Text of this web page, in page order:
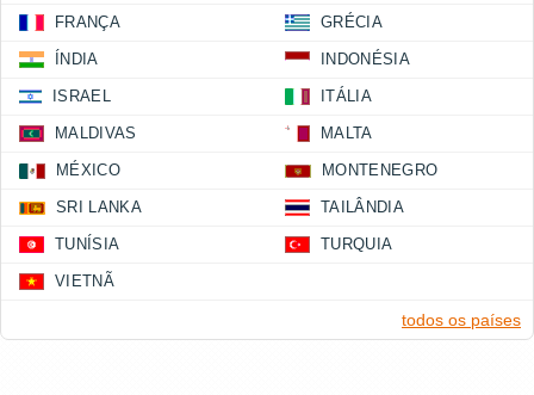
FRANÇA GRÉCIA
ÍNDIA INDONÉSIA
ISRAEL ITÁLIA
MALDIVAS MALTA
MÉXICO MONTENEGRO
SRI LANKA TAILÂNDIA
TUNÍSIA TURQUIA
VIETNÃ
todos os países